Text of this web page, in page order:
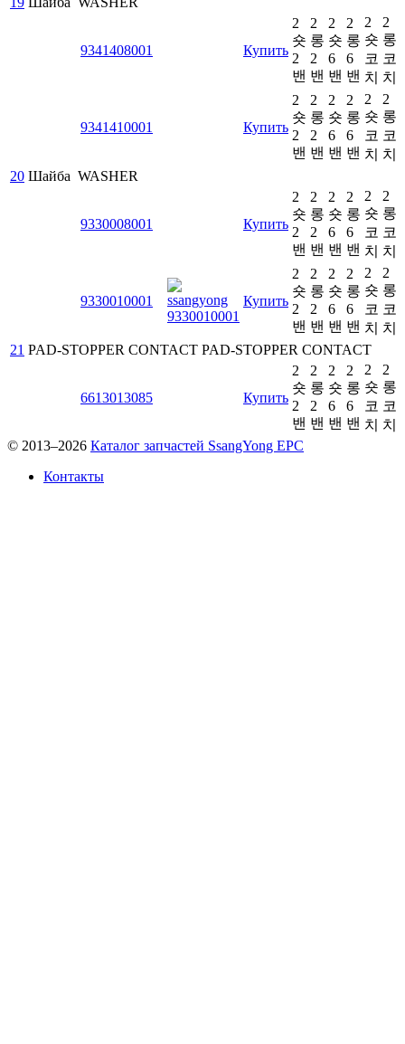
9341408001 Купить
2
숏
2
밴
2
롱
2
밴
2
숏
6
밴
2
롱
6
밴
2
숏
코
치
2
롱
코
치
9341410001 Купить
2
숏
2
밴
2
롱
2
밴
2
숏
6
밴
2
롱
6
밴
2
숏
코
치
2
롱
코
치
20 Шайба WASHER
9330008001 Купить
2
숏
2
밴
2
롱
2
밴
2
숏
6
밴
2
롱
6
밴
2
숏
코
치
2
롱
코
치
9330010001 Купить
2
숏
2
밴
2
롱
2
밴
2
숏
6
밴
2
롱
6
밴
2
숏
코
치
2
롱
코
치
21 PAD-STOPPER CONTACT PAD-STOPPER CONTACT
6613013085 Купить
2
숏
2
밴
2
롱
2
밴
2
숏
6
밴
2
롱
6
밴
2
숏
코
치
2
롱
코
치
© 2013–2026 Каталог запчастей SsangYong EPC
Контакты